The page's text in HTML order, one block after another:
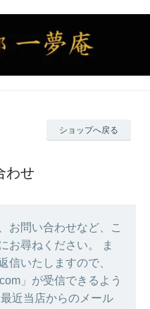
ショップへ戻る
わせ
お問い合わせなど、こ
お尋ねください。 ま
信いたしますので、
」が受信できるよう
近当店からのメール